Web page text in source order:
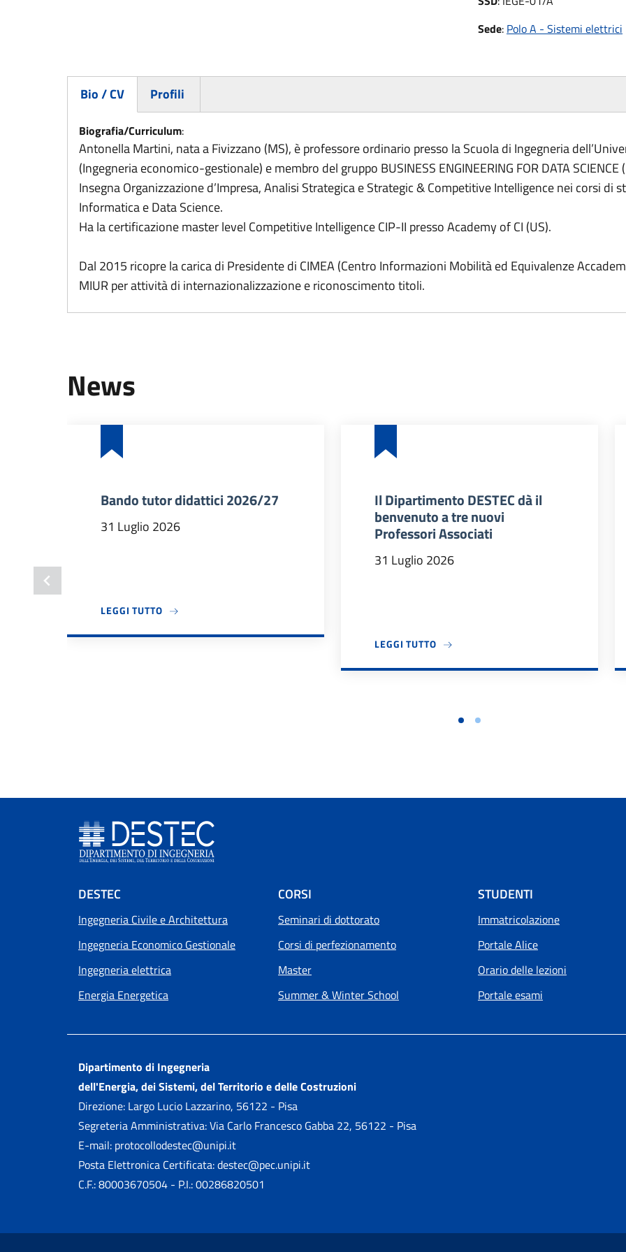
Sede: Polo A - Sistemi elettrici
Bio / CV
(scheda attiva)
Profili
Biografia/Curriculum:
Antonella Martini, nata a Fivizzano (MS), è professore ordinario presso la Scuola di Ingegneria
(Ingegneria economico-gestionale) e membro del gruppo BUSINESS ENGINEERING FOR DATA SCIENCE
Insegna Organizzazione d’Impresa, Analisi Strategica e Strategic & Competitive Intelligence nei corsi di
Informatica e Data Science.
Ha la certificazione master level Competitive Intelligence CIP-II presso Academy of CI (US).
Dal 2015 ricopre la carica di Presidente di CIMEA (Centro Informazioni Mobilità ed Equivalenze
MIUR per attività di internazionalizzazione e riconoscimento titoli.
News
Bando tutor didattici 2026/27
31 Luglio 2026
LEGGI TUTTOA PROPOSITO DI BANDO TUTOR DIDATTICI 2026/27
Il Dipartimento DESTEC dà il
benvenuto a tre nuovi
Professori Associati
31 Luglio 2026
LEGGI TUTTOA PROPOSITO DI IL DIPARTIMENTO
Footer menu
DESTEC
Ingegneria Civile e Architettura
Ingegneria Economico Gestionale
Ingegneria elettrica
Energia Energetica
CORSI
Seminari di dottorato
Corsi di perfezionamento
Master
Summer & Winter School
STUDENTI
Immatricolazione
Portale Alice
Orario delle lezioni
Portale esami
Dipartimento di Ingegneria
dell'Energia, dei Sistemi, del Territorio e delle Costruzioni
Direzione: Largo Lucio Lazzarino, 56122 - Pisa
Segreteria Amministrativa: Via Carlo Francesco Gabba 22, 56122 - Pisa
E-mail: protocollodestec@unipi.it
Posta Elettronica Certificata: destec@pec.unipi.it
C.F.: 80003670504 - P.I.: 00286820501